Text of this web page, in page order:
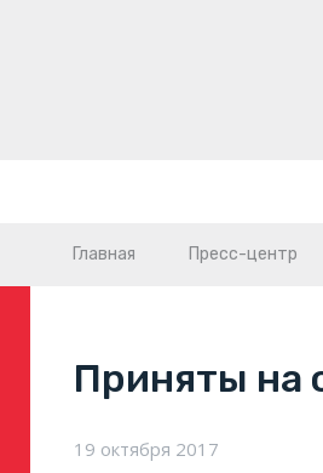
Главная Пресс-центр
Приняты на
19 октября 2017